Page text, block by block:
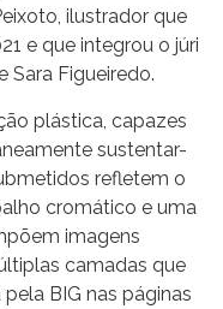
ilustrador que
e que integrou o júri
Sara Figueiredo.
plástica, capazes
sustentar-
refletem o
cromático e uma
imagens
camadas que
BIG nas páginas